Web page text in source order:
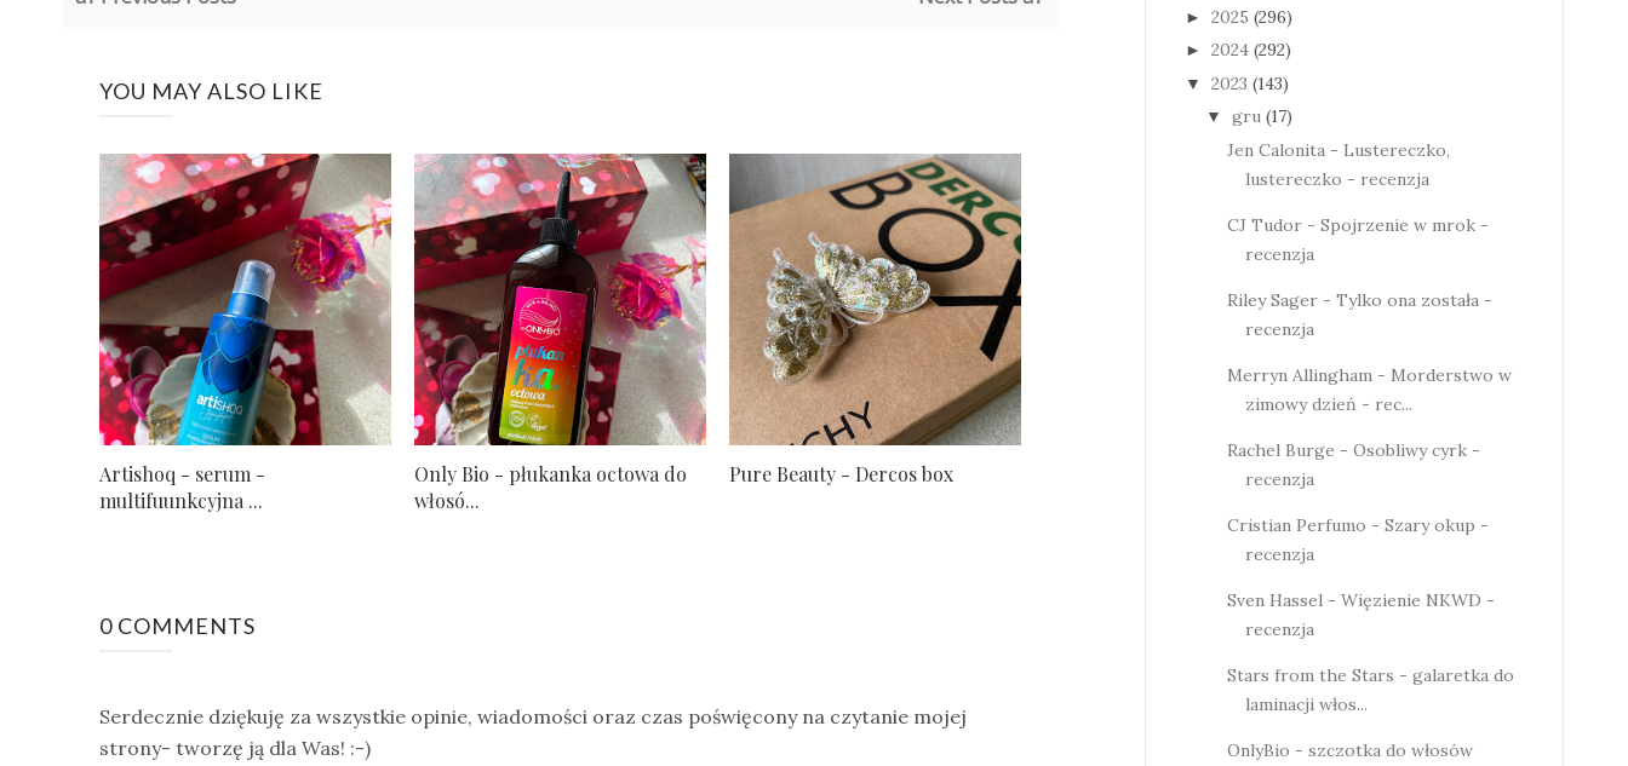
YOU MAY ALSO LIKE
Artishoq - serum -
multifuunkcyjna ...
Only Bio - płukanka octowa do
włosó...
Pure Beauty - Dercos box
0 COMMENTS
Serdecznie dziękuję za wszystkie opinie, wiadomości oraz czas poświęcony na czytanie mojej
strony- tworzę ją dla Was! :-)
► 2025 (296)
► 2024 (292)
▼ 2023 (143)
▼ gru (17)
Jen Calonita - Lustereczko,
lustereczko - recenzja
CJ Tudor - Spojrzenie w mrok -
recenzja
Riley Sager - Tylko ona została -
recenzja
Merryn Allingham - Morderstwo w
zimowy dzień - rec...
Rachel Burge - Osobliwy cyrk -
recenzja
Cristian Perfumo - Szary okup -
recenzja
Sven Hassel - Więzienie NKWD -
recenzja
Stars from the Stars - galaretka do
laminacji włos...
OnlyBio - szczotka do włosów